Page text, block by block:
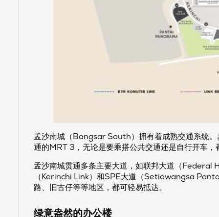
孟沙南城（Bangsar South）拥有着成熟交通系统
通的MRT 3，无论是要乘搭公共交通还是自行开车，
孟沙南城贯通多条主要大道，如联邦大道（
（Kerinchi Link）和SPE大道（Setiawangsa
路、旧古仔等等地区，都可轻易抵达。
绿意盎然的办公楼